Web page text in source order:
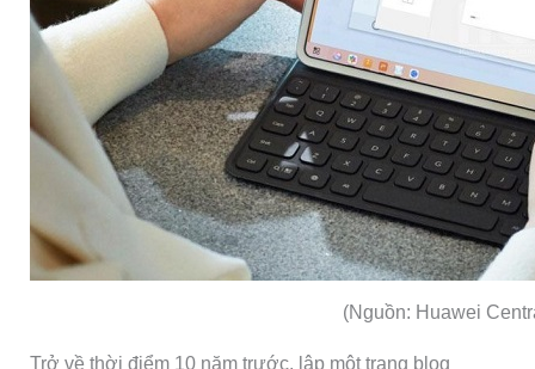
(Nguồn: Huawei
Trở về thời điểm 10 năm trước, lập một trang blog